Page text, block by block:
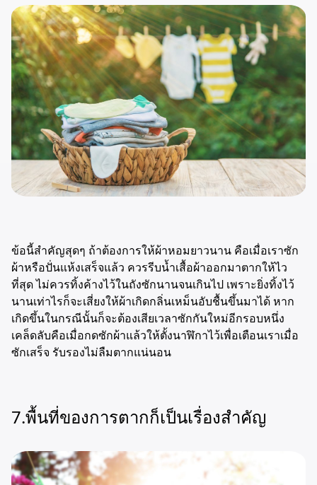
ข้อนี้สำคัญสุดๆ ถ้าต้องการให้ผ้าหอมยาวนาน คือเมื่อเราซัก
ผ้าหรือปั่นแห้งเสร็จแล้ว ควรรีบน้ำเสื้อผ้าออกมาตากให้ไว
ที่สุด ไม่ควรทิ้งค้างไว้ในถังซักนานจนเกินไป เพราะยิ่งทิ้งไว้
นานเท่าไรก็จะเสี่ยงให้ผ้าเกิดกลิ่นเหม็นอับชื้นขึ้นมาได้ หาก
เกิดขึ้นในกรณีนั้นก็จะต้องเสียเวลาซักกันใหม่อีกรอบหนึ่ง
เคล็ดลับคือเมื่อกดซักผ้าแล้วให้ตั้งนาฬิกาไว้เพื่อเตือนเราเมื่อ
ซักเสร็จ รับรองไม่ลืมตากแน่นอน
7.พื้นที่ของการตากก็เป็นเรื่องสำคัญ